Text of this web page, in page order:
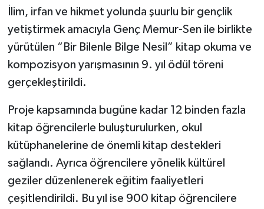
İlim, irfan ve hikmet yolunda şuurlu bir gençlik
yetiştirmek amacıyla Genç Memur-Sen ile birlikte
yürütülen “Bir Bilenle Bilge Nesil” kitap okuma ve
kompozisyon yarışmasının 9. yıl ödül töreni
gerçekleştirildi.
Proje kapsamında bugüne kadar 12 binden fazla
kitap öğrencilerle buluşturulurken, okul
kütüphanelerine de önemli kitap destekleri
sağlandı. Ayrıca öğrencilere yönelik kültürel
geziler düzenlenerek eğitim faaliyetleri
çeşitlendirildi. Bu yıl ise 900 kitap öğrencilere
Spor
Tarihi Yapılarımız
Teknoloji
Türkiye
İletişim